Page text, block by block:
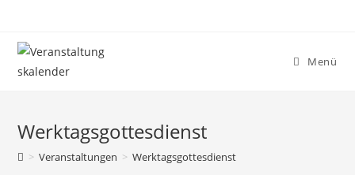
Menü
Werktagsgottesdienst
> Veranstaltungen > Werktagsgottesdienst